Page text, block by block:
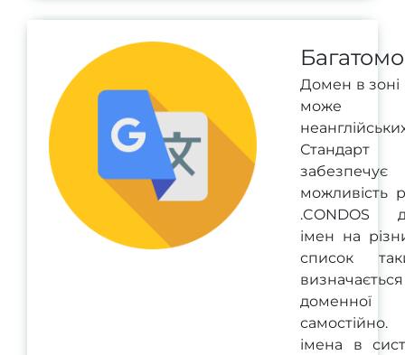
Домен в зоні
може
забезпечує
можливість
.CONDOS
імен на
список
доменної
імена в